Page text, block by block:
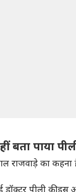
बता पाया
राजवाड़े का
डॉक्टर पीली की